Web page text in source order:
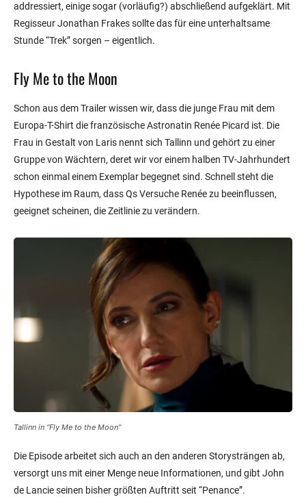
addressiert, einige sogar (vorläufig?) abschließend aufgeklärt. Mit
Regisseur Jonathan Frakes sollte das für eine unterhaltsame
Stunde “Trek” sorgen – eigentlich.
Fly Me to the Moon
Schon aus dem Trailer wissen wir, dass die junge Frau mit dem
Europa-T-Shirt die französische Astronatin Renée Picard ist. Die
Frau in Gestalt von Laris nennt sich Tallinn und gehört zu einer
Gruppe von Wächtern, deret wir vor einem halben TV-Jahrhundert
schon einmal einem Exemplar begegnet sind. Schnell steht die
Hypothese im Raum, dass Qs Versuche Renée zu beeinflussen,
geeignet scheinen, die Zeitlinie zu verändern.
Tallinn in “Fly Me to the Moon”
Die Episode arbeitet sich auch an den anderen Storysträngen ab,
versorgt uns mit einer Menge neue Informationen, und gibt John
de Lancie seinen bisher größten Auftritt seit “Penance”.